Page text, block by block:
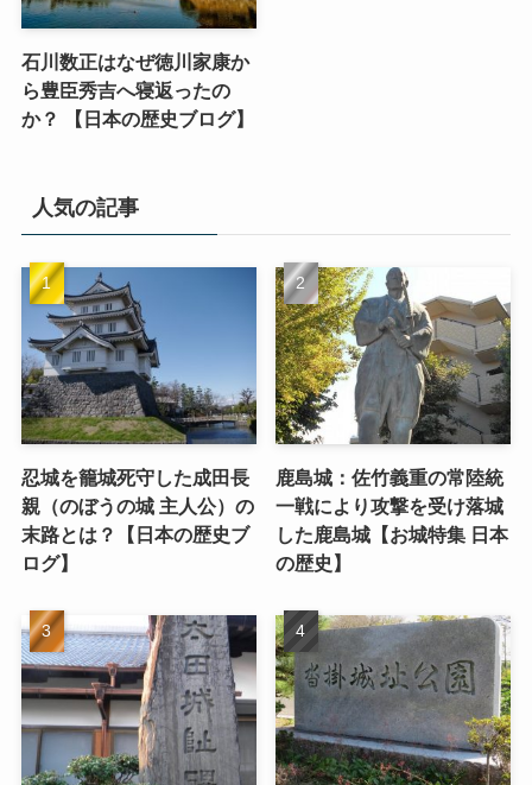
石川数正はなぜ徳川家康か
ら豊臣秀吉へ寝返ったの
か？ 【日本の歴史ブログ】
人気の記事
忍城を籠城死守した成田長
親（のぼうの城 主人公）の
末路とは？【日本の歴史ブ
ログ】
鹿島城：佐竹義重の常陸統
一戦により攻撃を受け落城
した鹿島城【お城特集 日本
の歴史】